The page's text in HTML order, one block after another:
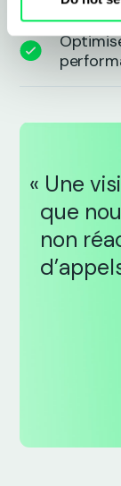
« Une
que
non